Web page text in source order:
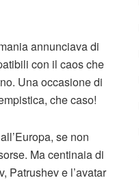
annunciava di
con il caos che
Una occasione di
che caso!
se non
Ma centinaia di
Patrushev e l’avatar